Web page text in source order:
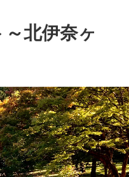
北伊奈ヶ